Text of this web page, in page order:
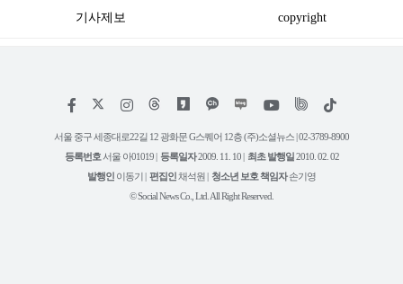
기사제보 copyright
페
스
인
타
램
위
트
유
튜
틱
서울 중구 세종대로22길 12 광화문 G스퀘어 12층 (주)소셜뉴스 | 02-3789-8900
등록번호 서울 아01019 | 등록일자2009. 11. 10 | 최초 발행일2010. 02. 02
발행인 이동기 | 편집인채석원 | 청소년 보호 책임자손기영
© Social News Co., Ltd. All Right Reserved.